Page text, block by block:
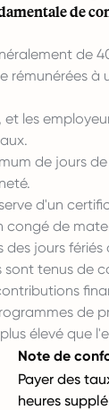
de
de
rémunérées à
les
de jours
d'un
congé de
jours fériés
sont tenus de
de
élevé que
Note de
Payer des
heures